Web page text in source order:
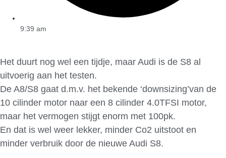
9:39 am
Het duurt nog wel een tijdje, maar Audi is de S8 al
uitvoerig aan het testen.
De A8/S8 gaat d.m.v. het bekende ‘downsizing’van de
10 cilinder motor naar een 8 cilinder 4.0TFSI motor,
maar het vermogen stijgt enorm met 100pk.
En dat is wel weer lekker, minder Co2 uitstoot en
minder verbruik door de nieuwe Audi S8.